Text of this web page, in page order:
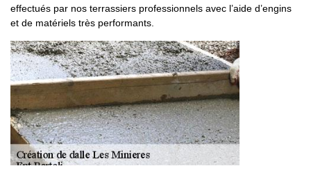
effectués par nos terrassiers professionnels avec l’aide d’engins
et de matériels très performants.